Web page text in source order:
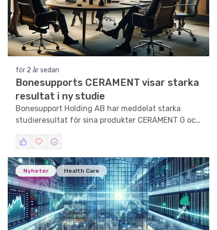
för 2 år sedan
Bonesupports CERAMENT visar starka
resultat i ny studie
Bonesupport Holding AB har meddelat starka
studieresultat för sina produkter CERAMENT G och
Nyheter Health Care